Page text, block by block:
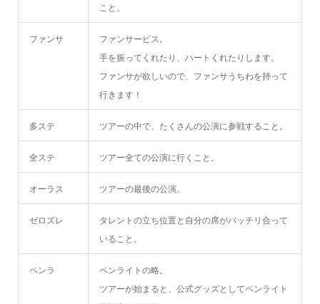
こと。
ファンサ
ファンサービス。
手を振ってくれたり、ハートくれたりします。
ファンサが欲しいので、ファンサうちわを持って
行きます！
多ステ ツアーの中で、たくさんの公演に参戦すること。
全ステ ツアー全ての公演に行くこと。
オーラス ツアーの最後の公演。
ゼロズレ
タレントの立ち位置と自分の席がバッチリ合って
いること。
ペンラ
ペンライトの略。
ツアーが始まると、公式グッズとしてペンライト